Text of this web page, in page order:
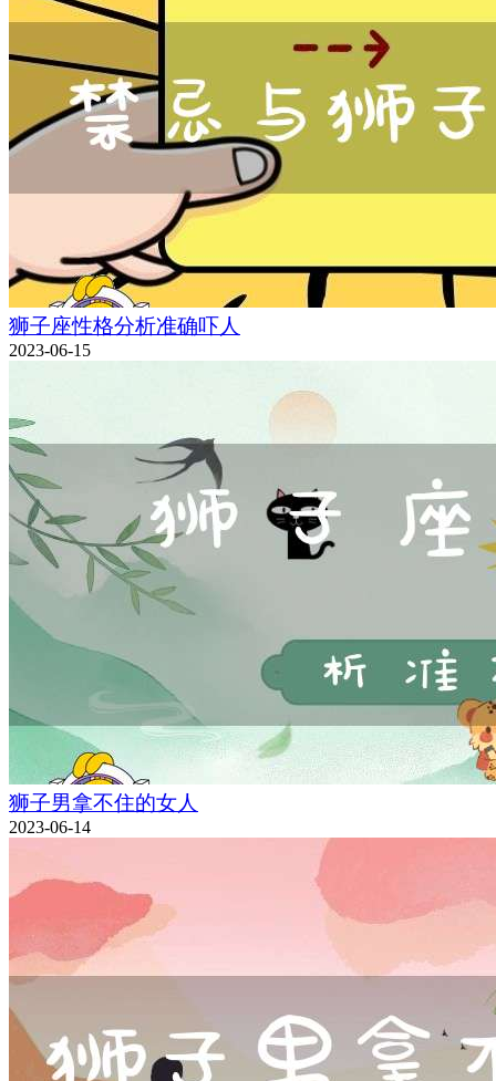
狮子座性格分析准确吓人
2023-06-15
狮子男拿不住的女人
2023-06-14